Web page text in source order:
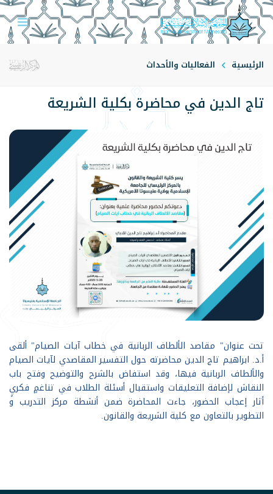
الرئيسية الفعاليات والأحداث
تاج الدين في محاضرة بكلية الشريعة
تحت عنوان" مقاصد الألطاف الربانية في خطاب آيات الصيام" ألقى
أ.د. ابراهيم تاج الدين محاضرته حول التفسير المقاصدي لآيات الصيام
والألطاف الربانية فيها، وقد استفاض بالشرح والتوضيح وفتح باب
النقاش لإضافة التعليقات واستقبال أسئلة الطلاب في تناغمٍ فكريٍ
أثار إعجاب الحضور، جاءت المحاضرة ضمن أنشطة مركز التدريب و
التطوير بالتعاون مع كلية الشريعة والقانون.